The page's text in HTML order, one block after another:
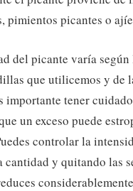
pimientos picantes o
del picante varía
que utilicemos y de
importante tener
un exceso puede
controlar la
cantidad y quitando las